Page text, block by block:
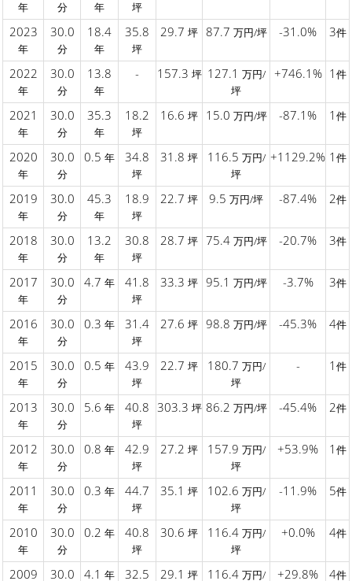
年 分 年 坪
2023
年
30.0
分
18.4
年
35.8
坪
29.7 坪 87.7 万円/坪 -31.0% 3件
2022
年
30.0
分
13.8
年
- 157.3 坪 127.1 万円/
坪
+746.1% 1 件
2021
年
30.0
分
35.3
年
18.2
坪
16.6 坪 15.0 万円/坪 -87.1% 1 件
2020
年
30.0
分
0.5 年 34.8
坪
31.8 坪 116.5 万円/
坪
+1129.2% 1 件
2019
年
30.0
分
45.3
年
18.9
坪
22.7 坪 9.5 万円/坪 -87.4% 2件
2018
年
30.0
分
13.2
年
30.8
坪
28.7 坪 75.4 万円/坪 -20.7% 3件
2017
年
30.0
分
4.7 年 41.8
坪
33.3 坪 95.1 万円/坪 -3.7% 3件
2016
年
30.0
分
0.3 年 31.4
坪
27.6 坪 98.8 万円/坪 -45.3% 4件
2015
年
30.0
分
0.5 年 43.9
坪
22.7 坪 180.7 万円/
坪
- 1 件
2013
年
30.0
分
5.6 年 40.8
坪
303.3 坪 86.2 万円/坪 -45.4% 2件
2012
年
30.0
分
0.8 年 42.9
坪
27.2 坪 157.9 万円/
坪
+53.9% 1 件
2011
年
30.0
分
0.3 年 44.7
坪
35.1 坪 102.6 万円/
坪
-11.9% 5件
2010
年
30.0
分
0.2 年 40.8
坪
30.6 坪 116.4 万円/
坪
+0.0% 4件
2009 30.0 4.1 年 32.5 29.1 坪 116.4 万円/
+29.8% 4件